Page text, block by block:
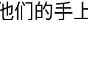
们的手